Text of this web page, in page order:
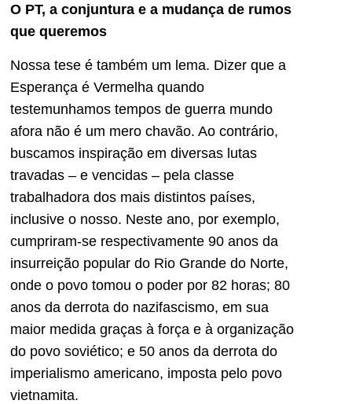
O PT, a conjuntura e a mudança de rumos
que queremos
Nossa tese é também um lema. Dizer que a
Esperança é Vermelha quando
testemunhamos tempos de guerra mundo
afora não é um mero chavão. Ao contrário,
buscamos inspiração em diversas lutas
travadas – e vencidas – pela classe
trabalhadora dos mais distintos países,
inclusive o nosso. Neste ano, por exemplo,
cumpriram-se respectivamente 90 anos da
insurreição popular do Rio Grande do Norte,
onde o povo tomou o poder por 82 horas; 80
anos da derrota do nazifascismo, em sua
maior medida graças à força e à organização
do povo soviético; e 50 anos da derrota do
imperialismo americano, imposta pelo povo
vietnamita.